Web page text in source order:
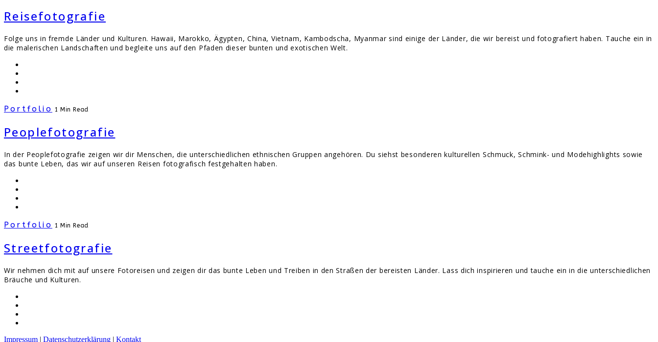
Reisefotografie
Folge uns in fremde Länder und Kulturen. Hawaii, Marokko, Ägypten, China, Vietnam, Kambodscha, Myanmar sind einige der Länder, die wir bereist und fotografiert haben. Tauche ein in
die malerischen Landschaften und begleite uns auf den Pfaden dieser bunten und exotischen Welt.
Portfolio 1 Min Read
Peoplefotografie
In der Peoplefotografie zeigen wir dir Menschen, die unterschiedlichen ethnischen Gruppen angehören. Du siehst besonderen kulturellen Schmuck, Schmink- und Modehighlights sowie
das bunte Leben, das wir auf unseren Reisen fotografisch festgehalten haben.
Portfolio 1 Min Read
Streetfotografie
Wir nehmen dich mit auf unsere Fotoreisen und zeigen dir das bunte Leben und Treiben in den Straßen der bereisten Länder. Lass dich inspirieren und tauche ein in die unterschiedlichen
Bräuche und Kulturen.
Impressum | Datenschutzerklärung | Kontakt